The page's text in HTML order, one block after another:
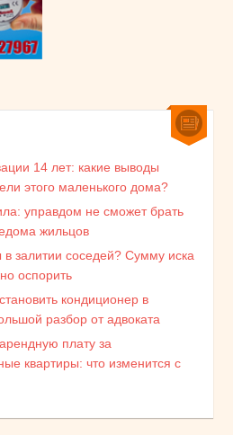
14 лет: какие выводы
этого маленького дома?
управдом не сможет брать
жильцов
залитии соседей? Сумму иска
оспорить
кондиционер в
разбор от адвоката
плату за
квартиры: что изменится с